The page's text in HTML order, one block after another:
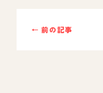
－ 福津事業所のブログ
← 前の記事